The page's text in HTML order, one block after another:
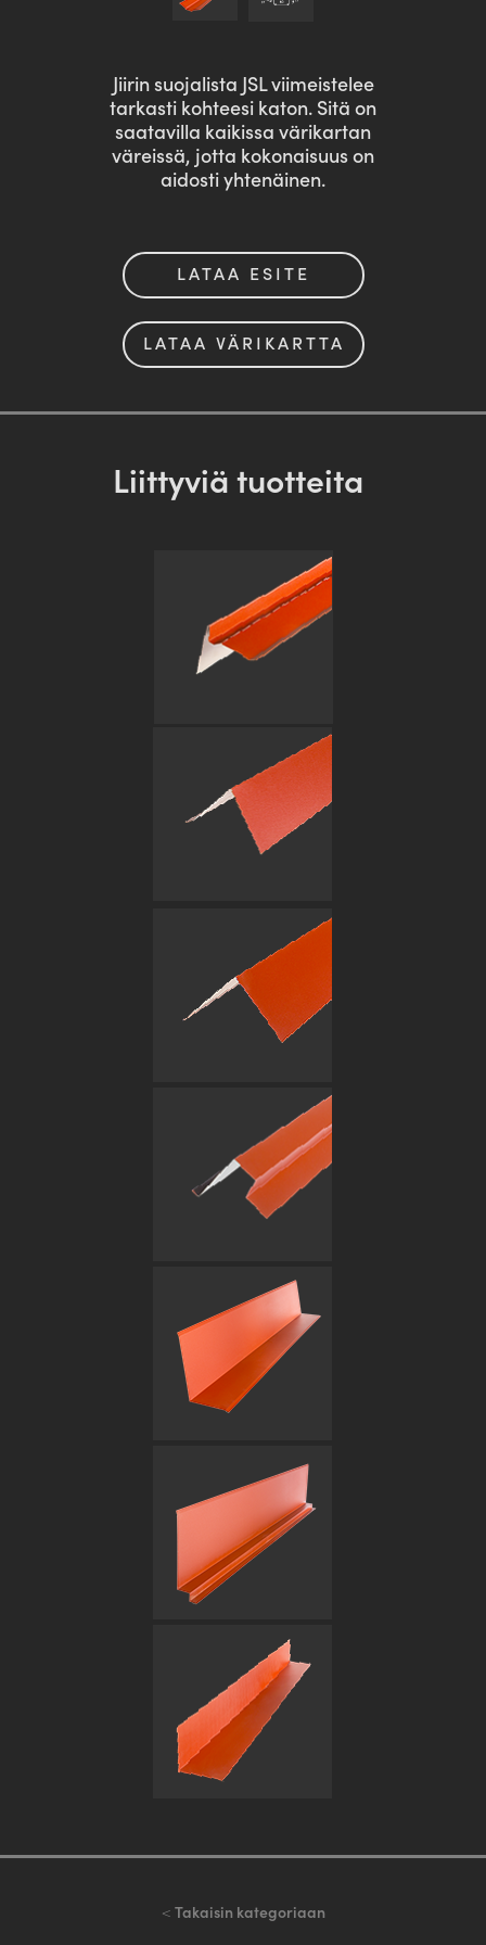
Jiirin suojalista JSL viimeistelee
tarkasti kohteesi katon. Sitä on
saatavilla kaikissa värikartan
väreissä, jotta kokonaisuus on
aidosti yhtenäinen.
LATAA ESITE
LATAA VÄRIKARTTA
Liittyviä tuotteita
< Takaisin kategoriaan